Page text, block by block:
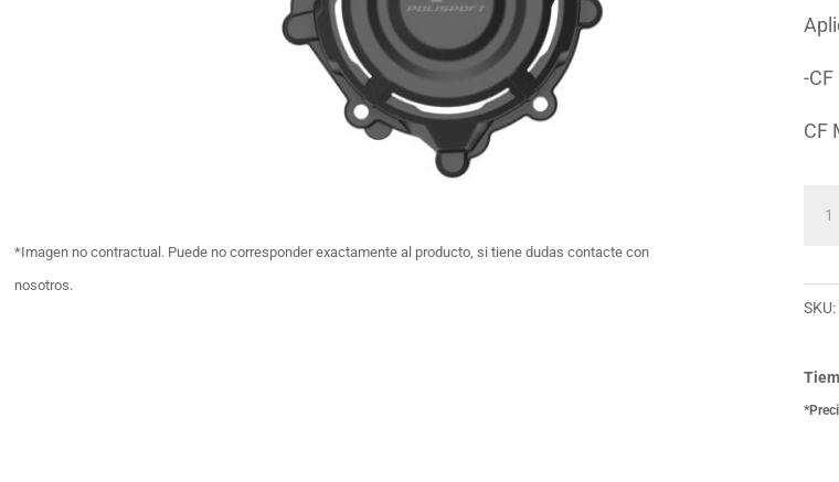
*Imagen no contractual. Puede no corresponder exactamente al producto, si tiene dudas contacte con
nosotros.
-
CF
De
SKU: